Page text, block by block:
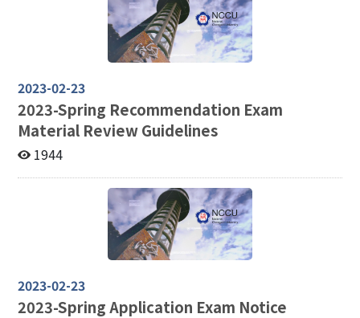
2023-02-23
2023-Spring Recommendation Exam
Material Review Guidelines
1944
2023-02-23
2023-Spring Application Exam Notice